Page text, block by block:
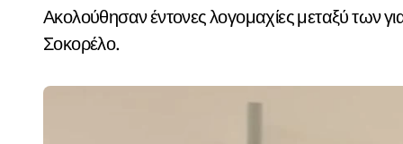
Ακολούθησαν έντονες λογομαχίες μεταξύ των
Σοκορέλο.